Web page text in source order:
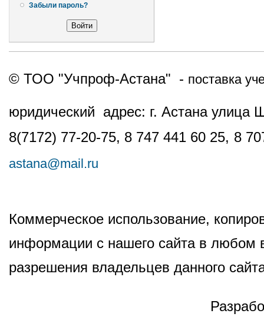
Забыли пароль?
© ТОО "Учпроф-Астана" - поставка
юридический адрес: г. Астана
8(7172) 77-20-75, 8 747 441 60 25, 8
astana@mail.ru
Коммерческое использование,
информации с нашего сайта в любом
разрешения владельцев данного